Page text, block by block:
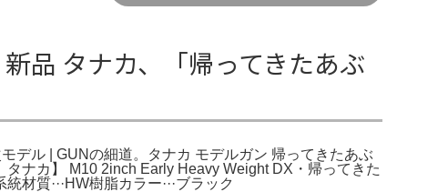
品 タナカ、「帰ってきたあぶ
デル | GUNの細道。タナカ モデルガン 帰ってきたあぶ
ナカ】 M10 2inch Early Heavy Weight DX・帰ってきた
材質···HW樹脂カラー···ブラック